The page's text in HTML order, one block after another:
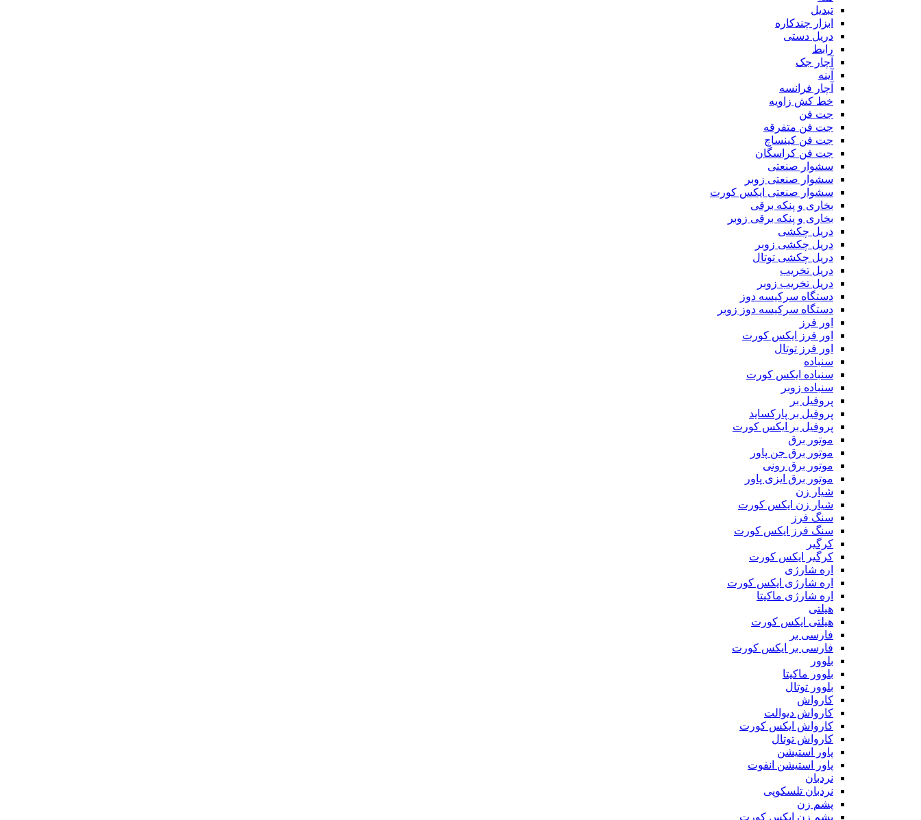
تبدیل
ابزار چندکاره
دریل دستی
رابط
آچار جک
آینه
آچار فرانسه
خط کش زاویه
جت فن
جت فن متفرقه
جت فن کینساچ
جت فن کراسگان
سشوار صنعتی
سشوار صنعتی زوبر
سشوار صنعتی ایکس کورت
بخاری و پنکه برقی
بخاری و پنکه برقی زوبر
دریل چکشی
دریل چکشی زوبر
دریل چکشی توتال
دریل تخریب
دریل تخریب زوبر
دستگاه سرکیسه دوز
دستگاه سرکیسه دوز زوبر
اور فرز
اور فرز ایکس کورت
اور فرز توتال
سنباده
سنباده ایکس کورت
سنباده زوبر
پروفیل بر
پروفیل بر پارکساید
پروفیل بر ایکس کورت
موتور برق
موتور برق جن پاور
موتور برق رونی
موتور برق ایزی پاور
شیار زن
شیار زن ایکس کورت
سنگ فرز
سنگ فرز ایکس کورت
کرگیر
کرگیر ایکس کورت
اره شارژی
اره شارژی ایکس کورت
اره شارژی ماکیتا
هیلتی
هیلتی ایکس کورت
فارسی بر
فارسی بر ایکس کورت
بلوور
بلوور ماکیتا
بلوور توتال
کارواش
کارواش دیوالت
کارواش ایکس کورت
کارواش توتال
پاور استیشن
پاور استیشن انفوت
نردبان
نردبان تلسکوپی
پشم زن
پشم زن ایکس کورت